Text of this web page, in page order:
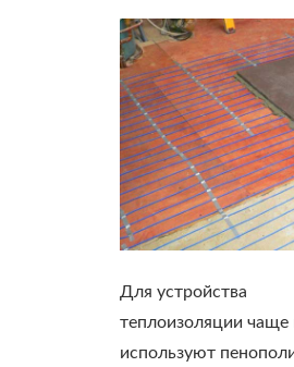
Для устройства
теплоизоляции чаще
используют